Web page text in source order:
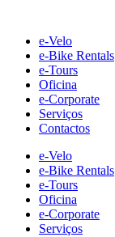
contente-Velo
e-Bike Rentals
e-Tours
Oficina
e-Corporate
Serviços
Contactos
e-Velo
e-Bike Rentals
e-Tours
Oficina
e-Corporate
Serviços